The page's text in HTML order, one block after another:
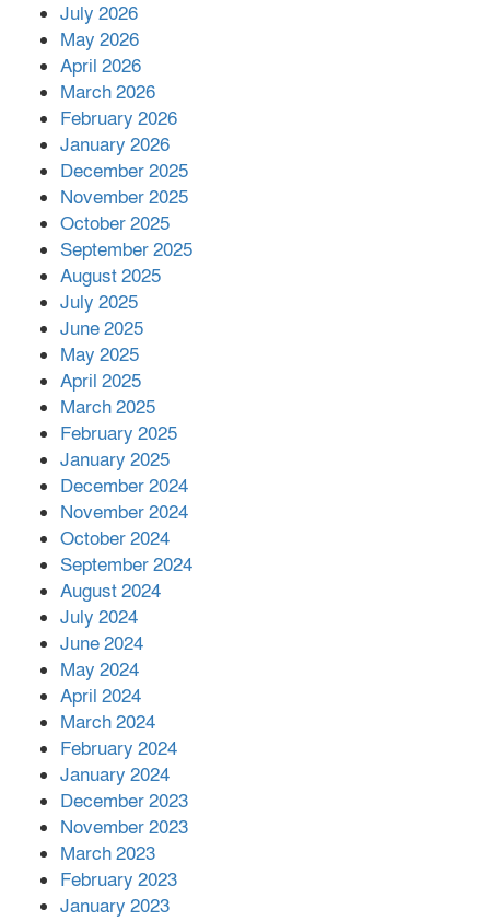
পর ফোন তারেক রহমানের,গ্যাস সঙ্কট
সহায়তা দিলেন সাচিং প্রু জেরী
July 2026
May 2026
April 2026
March 2026
February 2026
January 2026
December 2025
November 2025
October 2025
September 2025
August 2025
July 2025
June 2025
May 2025
April 2025
March 2025
February 2025
January 2025
December 2024
November 2024
October 2024
September 2024
August 2024
July 2024
June 2024
May 2024
April 2024
March 2024
February 2024
January 2024
December 2023
November 2023
March 2023
February 2023
January 2023